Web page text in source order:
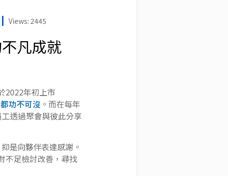
Views: 2445
凡成就
2022年初上市
功不可沒 。而在每年
透過聚會與彼此分享
是向夥伴表達感謝。
不足檢討改善，尋找